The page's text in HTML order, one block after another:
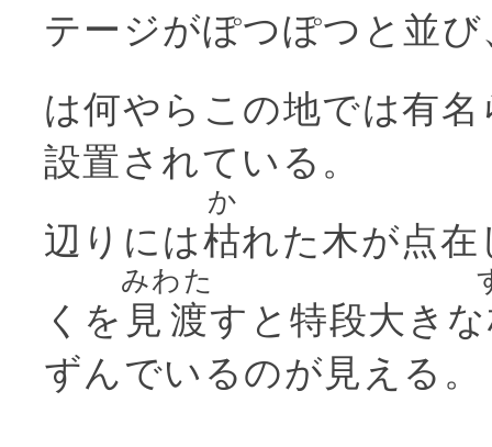
テージがぽつぽつと並
は何やらこの地では有
設置されている。
辺りには枯
か
れた木が点
くを 見渡
みわた
すと特段大きな
ずんでいるのが見える。